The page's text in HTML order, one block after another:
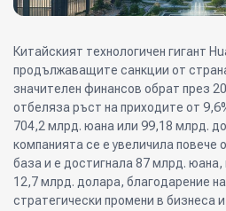
Китайският технологичен гигант
продължаващите санкции от
значителен финансов обрат през
отбеляза ръст на приходите от
704,2 млрд. юана или 99,18 млрд.
компанията се е увеличила повече
база и е достигнала 87 млрд. юана,
12,7 млрд. долара, благодарение
стратегически промени в бизнеса